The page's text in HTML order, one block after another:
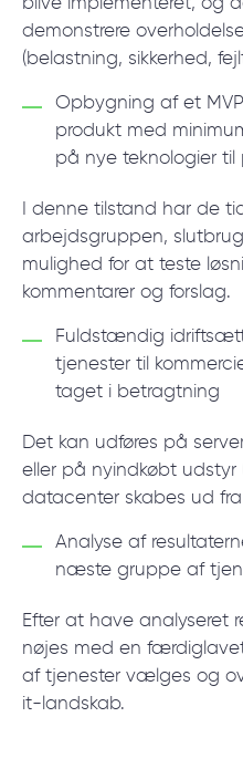
blive implementeret, og
demonstrere
(belastning, sikkerhed,
Opbygning af et
produkt med
på nye teknologier til
I denne tilstand har de
arbejdsgruppen,
mulighed for at teste
kommentarer og forslag.
Fuldstændig
tjenester til
taget i betragtning
Det kan udføres på
eller på nyindkøbt udstyr
datacenter skabes ud fra
Analyse af
næste gruppe af
Efter at have analyseret
nøjes med en
af tjenester vælges og
it-landskab.